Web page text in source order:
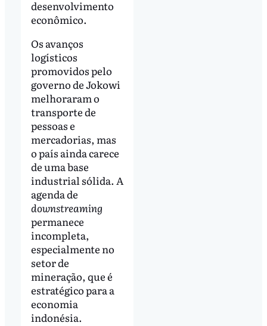
desenvolvimento
econômico.
Os avanços
logísticos
promovidos pelo
governo de Jokowi
melhoraram o
transporte de
pessoas e
mercadorias, mas
o país ainda carece
de uma base
industrial sólida. A
agenda de
downstreaming
permanece
incompleta,
especialmente no
setor de
mineração, que é
estratégico para a
economia
indonésia.